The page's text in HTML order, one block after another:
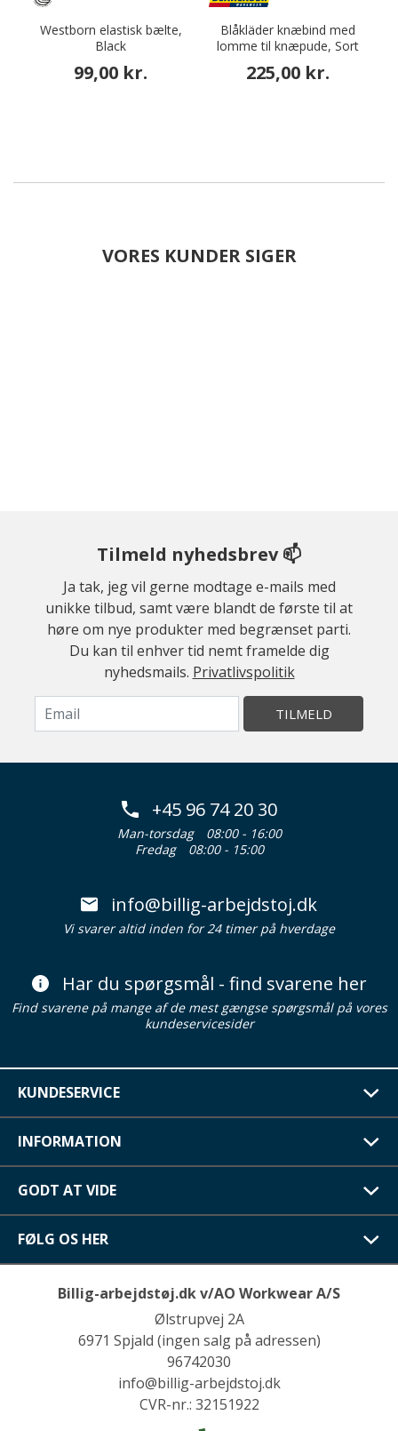
Westborn elastisk bælte,
Black
99,00 kr.
Blåkläder knæbind med
lomme til knæpude, Sort
225,00 kr.
VORES KUNDER SIGER
Tilmeld nyhedsbrev 📫
Ja tak, jeg vil gerne modtage e-mails med
unikke tilbud, samt være blandt de første til at
høre om nye produkter med begrænset parti.
Du kan til enhver tid nemt framelde dig
nyhedsmails. Privatlivspolitik
TILMELD
+45 96 74 20 30
Man-torsdag
08:00 - 16:00
Fredag
08:00 - 15:00
info@billig-arbejdstoj.dk
Vi svarer altid inden for 24 timer på hverdage
Har du spørgsmål - find svarene her
Find svarene på mange af de mest gængse spørgsmål på vores
kundeservicesider
KUNDESERVICE
INFORMATION
GODT AT VIDE
FØLG OS HER
Billig-arbejdstøj.dk v/AO Workwear A/S
Ølstrupvej 2A
6971 Spjald (ingen salg på adressen)
96742030
info@billig-arbejdstoj.dk
CVR-nr.: 32151922